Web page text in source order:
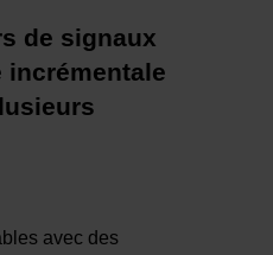
de signaux
incrémentale
avec des